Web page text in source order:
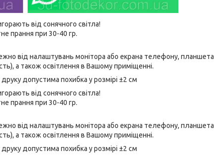
від сонячного світла!
прання при 30-40 гр.
від налаштувань монітора або екрана телефону, планшета
а також освітлення в Вашому приміщенні.
допустима похибка у розмірі ±2 см
від сонячного світла!
прання при 30-40 гр.
від налаштувань монітора або екрана телефону, планшета
а також освітлення в Вашому приміщенні.
допустима похибка у розмірі ±2 см